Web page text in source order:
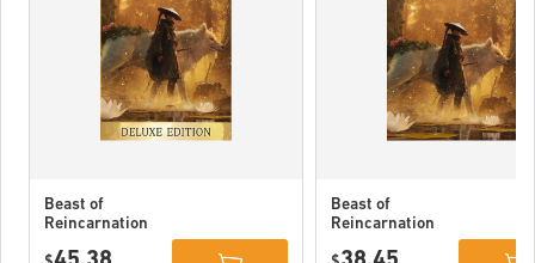
Beast of
Reincarnation
Beast of
Reincarnation